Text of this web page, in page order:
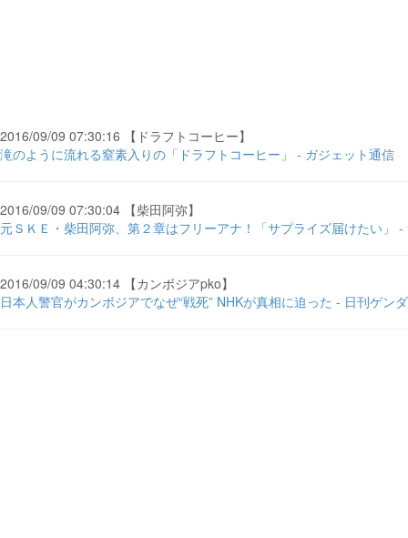
2016/09/09 07:30:16 【ドラフトコーヒー】
滝のように流れる窒素入りの「ドラフトコーヒー」 - ガジェット通信
2016/09/09 07:30:04 【柴田阿弥】
元ＳＫＥ・柴田阿弥、第２章はフリーアナ！「サプライズ届けたい」
2016/09/09 04:30:14 【カンボジアpko】
日本人警官がカンボジアでなぜ“戦死” NHKが真相に迫った - 日刊ゲン